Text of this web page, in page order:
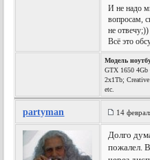
И не надо
вопросам,
не отвечу;))
Всё это
Модель
GTX 1650
2x1Tb;
etc.
partyman 14
Долго
пожалел.